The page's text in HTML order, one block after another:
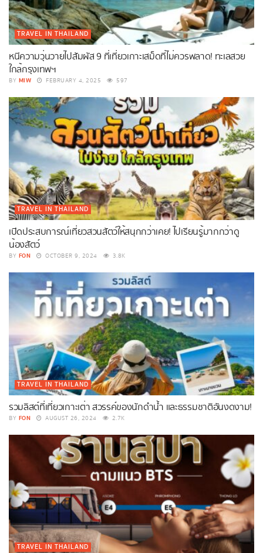
TRAVEL IN THAILAND
หนีความวุ่นวายไปสัมผัส 9 ที่เที่ยวเกาะเสม็ดที่ไม่ควรพลาด! ทะเลสวย
ใกล้กรุงเทพฯ
BY MIW FEBRUARY 4, 2025 597
TRAVEL IN THAILAND
เปิดประสบการณ์เที่ยวสวนสัตว์ให้สนุกกว่าเคย! ไปเรียนรู้มากกว่าดู
น้องสัตว์
BY FON OCTOBER 9, 2024 3.8K
TRAVEL IN THAILAND
รวมลิสต์ที่เที่ยวเกาะเต่า สวรรค์ของนักดำน้ำ และธรรมชาติอันงดงาม!
BY FON AUGUST 26, 2024 2.7K
TRAVEL IN THAILAND